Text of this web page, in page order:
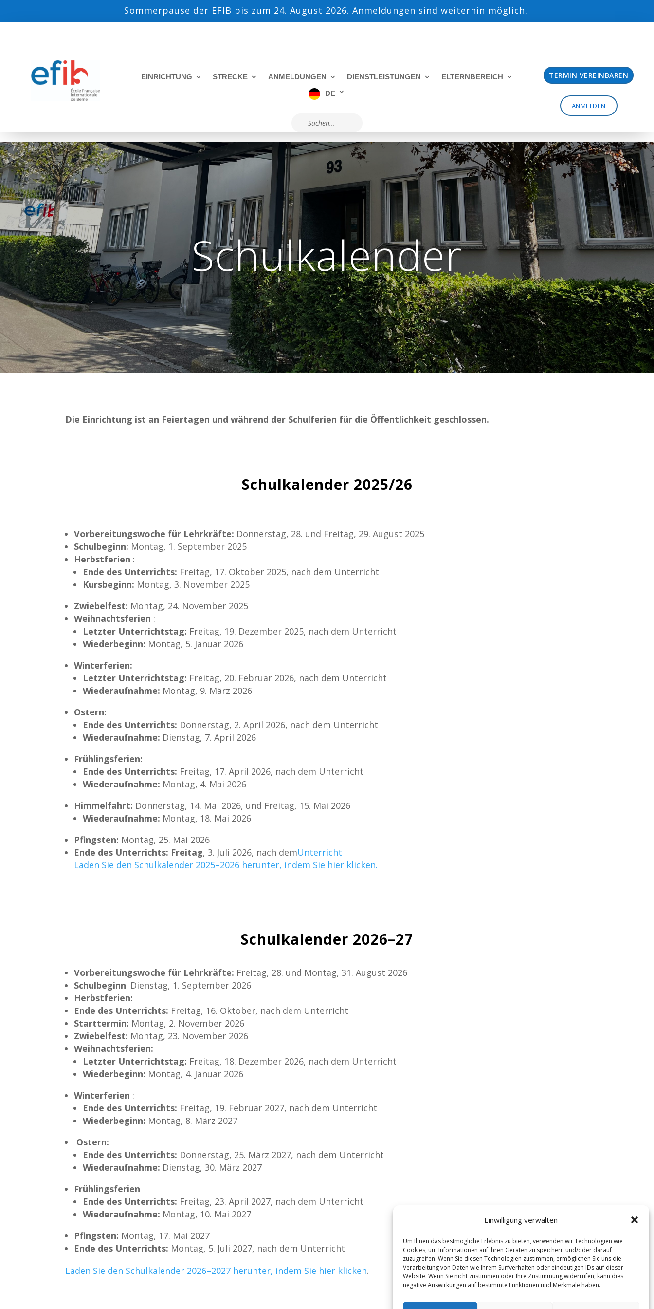
Einwilligung verwalten
Um Ihnen das bestmögliche Erlebnis zu bieten, verwenden wir Technologien wie
Cookies, um Informationen auf Ihren Geräten zu speichern und/oder darauf
zuzugreifen. Wenn Sie diesen Technologien zustimmen, ermöglichen Sie uns die
Verarbeitung von Daten wie Ihrem Surfverhalten oder eindeutigen IDs auf dieser
Website. Wenn Sie nicht zustimmen oder Ihre Zustimmung widerrufen, kann dies
negative Auswirkungen auf bestimmte Funktionen und Merkmale haben.
Sommerpause der EFIB bis zum 24. August 2026. Anmeldungen sind weiterhin möglich.
EINRICHTUNG STRECKE ANMELDUNGEN DIENSTLEISTUNGEN
ELTERNBEREICH
DE
TERMIN VEREINBAREN
ANMELDEN
Schulkalender
Die Einrichtung ist an Feiertagen und während der Schulferien für die Öffentlichkeit geschlossen.
Schulkalender 2025/26
Vorbereitungswoche für Lehrkräfte: Donnerstag, 28. und Freitag, 29. August 2025
Schulbeginn: Montag, 1. September 2025
Herbstferien :
Ende des Unterrichts: Freitag, 17. Oktober 2025, nach dem Unterricht
Kursbeginn: Montag, 3. November 2025
Zwiebelfest: Montag, 24. November 2025
Weihnachtsferien :
Letzter Unterrichtstag: Freitag, 19. Dezember 2025, nach dem Unterricht
Wiederbeginn: Montag, 5. Januar 2026
Winterferien:
Letzter Unterrichtstag: Freitag, 20. Februar 2026, nach dem Unterricht
Wiederaufnahme: Montag, 9. März 2026
Ostern:
Ende des Unterrichts: Donnerstag, 2. April 2026, nach dem Unterricht
Wiederaufnahme: Dienstag, 7. April 2026
Frühlingsferien:
Ende des Unterrichts: Freitag, 17. April 2026, nach dem Unterricht
Wiederaufnahme: Montag, 4. Mai 2026
Himmelfahrt: Donnerstag, 14. Mai 2026, und Freitag, 15. Mai 2026
Wiederaufnahme: Montag, 18. Mai 2026
Pfingsten: Montag, 25. Mai 2026
Ende des Unterrichts: Freitag, 3. Juli 2026, nach demUnterricht
Laden Sie den Schulkalender 2025–2026 herunter, indem Sie hier klicken.
Schulkalender 2026–27
Vorbereitungswoche für Lehrkräfte: Freitag, 28. und Montag, 31. August 2026
Schulbeginn: Dienstag, 1. September 2026
Herbstferien:
Ende des Unterrichts: Freitag, 16. Oktober, nach dem Unterricht
Starttermin: Montag, 2. November 2026
Zwiebelfest: Montag, 23. November 2026
Weihnachtsferien:
Letzter Unterrichtstag: Freitag, 18. Dezember 2026, nach dem Unterricht
Wiederbeginn: Montag, 4. Januar 2026
Winterferien :
Ende des Unterrichts: Freitag, 19. Februar 2027, nach dem Unterricht
Wiederbeginn: Montag, 8. März 2027
Ostern:
Ende des Unterrichts: Donnerstag, 25. März 2027, nach dem Unterricht
Wiederaufnahme: Dienstag, 30. März 2027
Frühlingsferien
Ende des Unterrichts: Freitag, 23. April 2027, nach dem Unterricht
Wiederaufnahme: Montag, 10. Mai 2027
Pfingsten: Montag, 17. Mai 2027
Ende des Unterrichts: Montag, 5. Juli 2027, nach dem Unterricht
Laden Sie den Schulkalender 2026–2027 herunter, indem Sie hier klicken.